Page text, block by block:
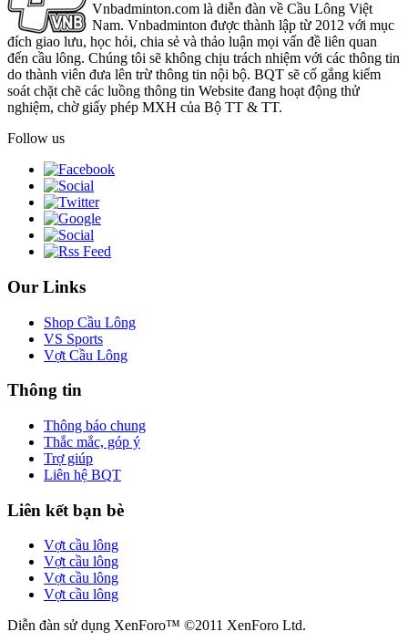
Vnbadminton.com là diễn đàn về Cầu Lông Việt
Nam. Vnbadminton được thành lập từ 2012 với mục
đích giao lưu, học hỏi, chia sẻ và thảo luận mọi vấn đề liên quan
đến cầu lông. Chúng tôi sẽ không chịu trách nhiệm với các thông tin
do thành viên đưa lên trừ thông tin nội bộ. BQT sẽ cố gắng kiểm
soát chặt chẽ các luồng thông tin Website đang hoạt động thử
nghiệm, chờ giấy phép MXH của Bộ TT & TT.
Follow us
Our Links
Shop Cầu Lông
VS Sports
Vợt Cầu Lông
Thông tin
Thông báo chung
Thắc mắc, góp ý
Trợ giúp
Liên hệ BQT
Liên kết bạn bè
Vợt cầu lông
Vợt cầu lông
Vợt cầu lông
Vợt cầu lông
Diễn đàn sử dụng XenForo™ ©2011 XenForo Ltd.